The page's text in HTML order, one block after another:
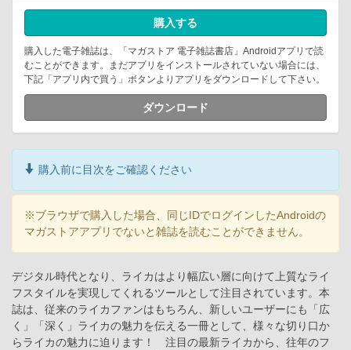
購入する
購入した電子雑誌は、「マガストア 電子雑誌書店」Androidアプリで読
むことができます。まだアプリをインストールされていない場合には、
下記「アプリ内で買う」ボタンよりアプリをダウンロードして下さい。
ダウンロード
購入前に目次をご確認ください
※ブラウザで購入した場合、同じIDでログインしたAndroidの
マガストアアプリでないと雑誌を読むことができません。
デジタル時代となり、ライカはより幅広い層に向けて上質なライ
フスタイルを実現してくれるツールとして注目されています。本
誌は、従来のライカファンはもちろん、新しいユーザーにも「広
く」「深く」ライカの魅力を伝える一冊として、様々な切り口か
らライカの魅力に迫ります！ 注目の最新ライカから、往年のフ